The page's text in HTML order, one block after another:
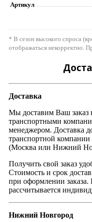
Артикул
* В сезон высокого спроса
отображаться некорректно.
Доставка
Мы доставим Ваш заказ
транспортными
менеджером. Доставка
транспортной
(Москва или Нижний
Получить свой заказ
Стоимость и срок
при оформлении заказа.
рассчитывается
Нижний Новгород